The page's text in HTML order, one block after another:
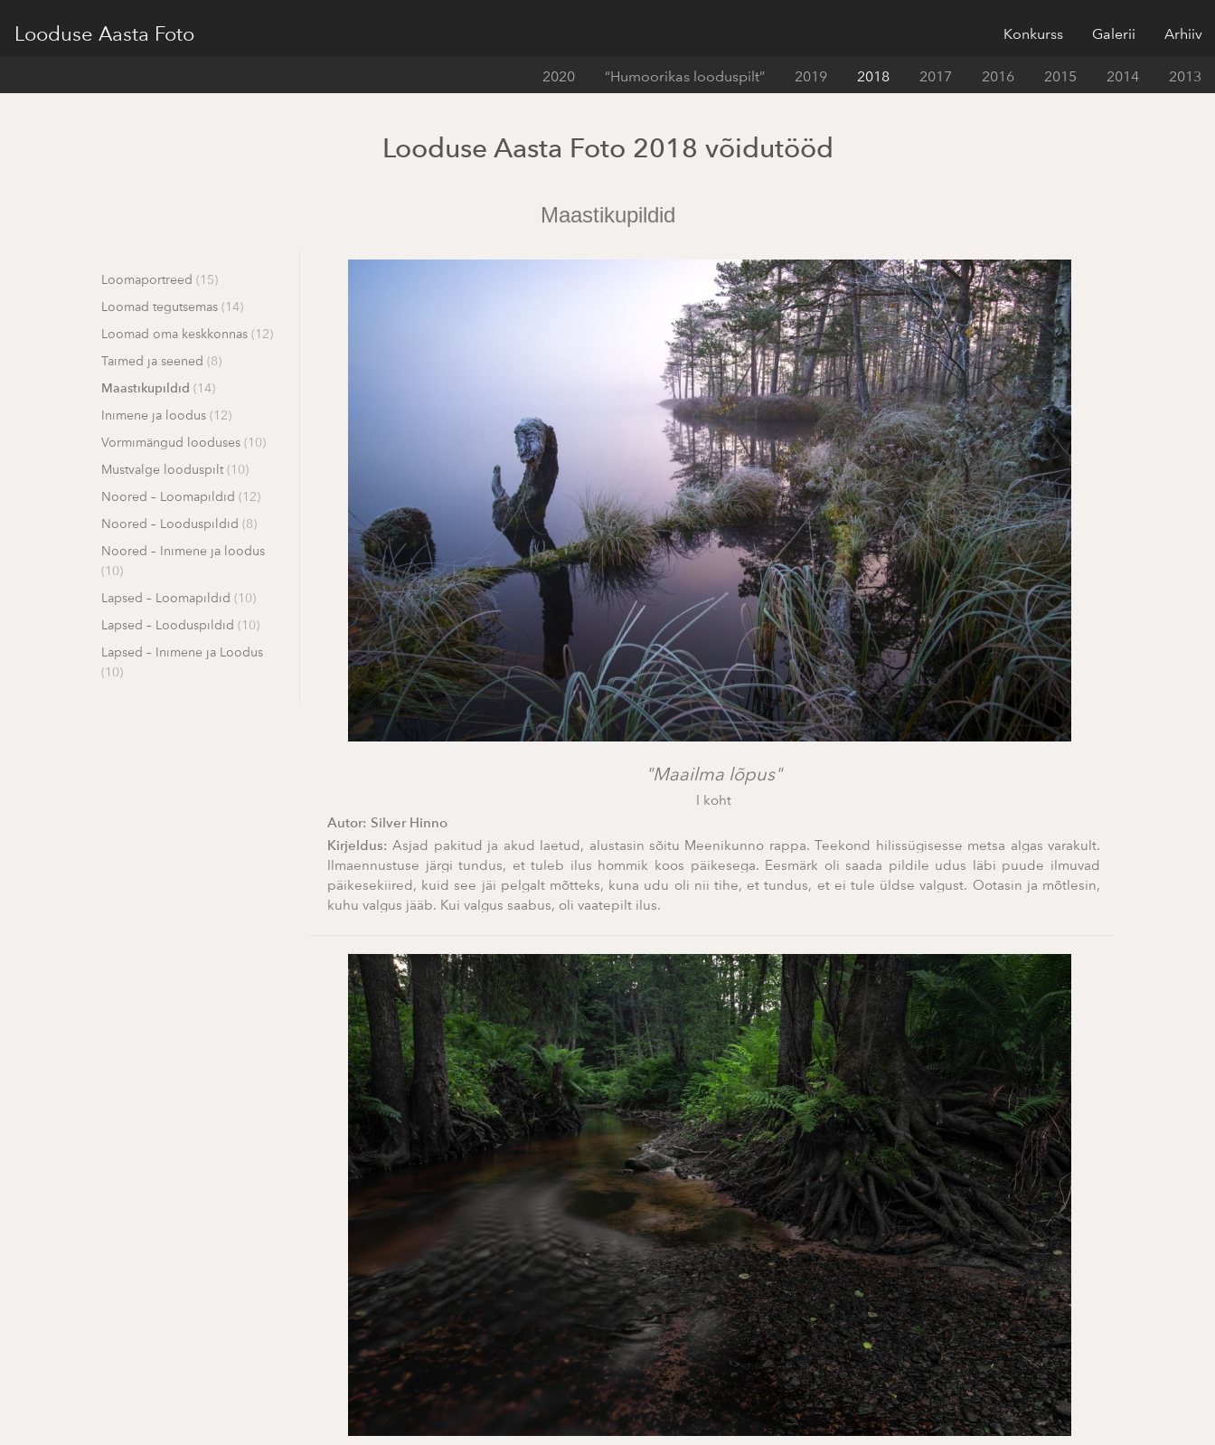
Looduse Aasta Foto Konkurss Galerii
2020 “Humoorikas looduspilt” 2019 2018 2017 2016 2015 2014 2013
Arhiiv
Looduse Aasta Foto 2018 võidutööd
Loomaportreed (15)
Loomad tegutsemas (14)
Loomad oma keskkonnas (12)
Taimed ja seened (8)
Maastikupildid (14)
Inimene ja loodus (12)
Vormimängud looduses (10)
Mustvalge looduspilt(10)
Noored – Loomapildid (12)
Noored – Looduspildid (8)
Noored – Inimene ja loodus
(10)
Lapsed – Loomapildid (10)
Lapsed – Looduspildid (10)
Lapsed – Inimene ja Loodus
(10)
Maastikupildid
"Maailma lõpus"
I koht
Autor: Silver Hinno
Kirjeldus:Asjad pakitud ja akud laetud, alustasin sõitu Meenikunno rappa. Teekond hilissügisesse metsa algas varakult.
Ilmaennustuse järgi tundus, et tuleb ilus hommik koos päikesega. Eesmärk oli saada pildile udus läbi puude ilmuvad
päikesekiired, kuid see jäi pelgalt mõtteks, kuna udu oli nii tihe, et tundus, et ei tule üldse valgust. Ootasin ja mõtlesin,
kuhu valgus jääb. Kui valgus saabus, oli vaatepilt ilus.